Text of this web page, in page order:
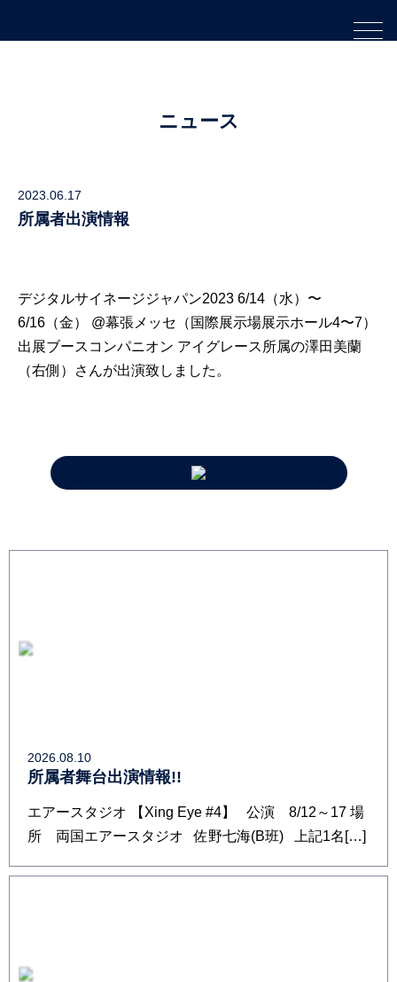
ニュース
2023.06.17
所属者出演情報
デジタルサイネージジャパン2023 6/14（水）〜
6/16（金） @幕張メッセ（国際展示場展示ホール4〜7）
出展ブースコンパニオン アイグレース所属の澤田美蘭
（右側）さんが出演致しました。
2026.08.10
所属者舞台出演情報!!
エアースタジオ 【Xing Eye #4】 公演 8/12～17 場
所 両国エアースタジオ 佐野七海(B班) 上記1名[…]